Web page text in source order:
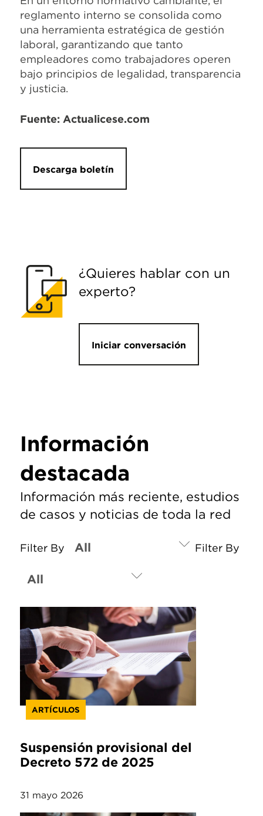
reglamento interno se consolida como
una herramienta estratégica de gestión
laboral, garantizando que tanto
empleadores como trabajadores operen
bajo principios de legalidad, transparencia
y justicia.
Fuente: Actualicese.com
Descarga boletín
¿Quieres hablar con un
experto?
Iniciar conversación
Información
destacada
Información más reciente, estudios
de casos y noticias de toda la red
Filter By Filter By
ARTÍCULOS
Suspensión provisional del
Decreto 572 de 2025
31 mayo 2026